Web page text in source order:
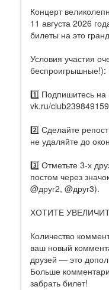
Концерт
11 августа 2026
билеты на это
Условия участия
беспроигрышные!):
1️⃣ Подпишитесь
vk.ru/club239849159
2️⃣ Сделайте
не удаляйте до
3️⃣ Отметьте 3-х
постом через
@друг2, @друг3).
ХОТИТЕ
Количество
ваш новый
друзей — это
Больше
забрать билет!